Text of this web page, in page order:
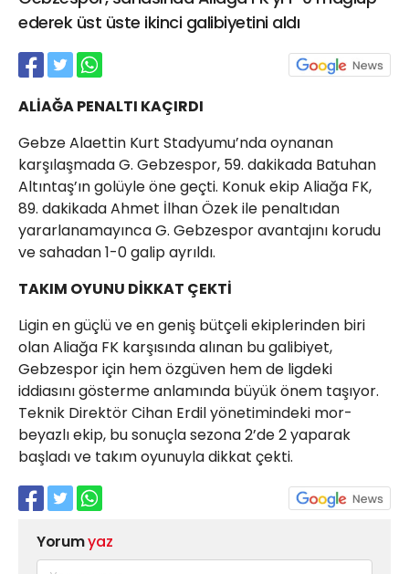
ederek üst üste ikinci galibiyetini aldı
ALİAĞA PENALTI KAÇIRDI
Gebze Alaettin Kurt Stadyumu’nda oynanan
karşılaşmada G. Gebzespor, 59. dakikada Batuhan
Altıntaş’ın golüyle öne geçti. Konuk ekip Aliağa FK,
89. dakikada Ahmet İlhan Özek ile penaltıdan
yararlanamayınca G. Gebzespor avantajını korudu
ve sahadan 1-0 galip ayrıldı.
TAKIM OYUNU DİKKAT ÇEKTİ
Ligin en güçlü ve en geniş bütçeli ekiplerinden biri
olan Aliağa FK karşısında alınan bu galibiyet,
Gebzespor için hem özgüven hem de ligdeki
iddiasını gösterme anlamında büyük önem taşıyor.
Teknik Direktör Cihan Erdil yönetimindeki mor-
beyazlı ekip, bu sonuçla sezona 2’de 2 yaparak
başladı ve takım oyunuyla dikkat çekti.
Yorumyaz
haber@golcukpostasi.com